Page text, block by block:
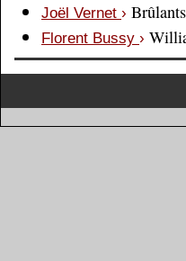
Joël Vernet ›
Florent Bussy ›